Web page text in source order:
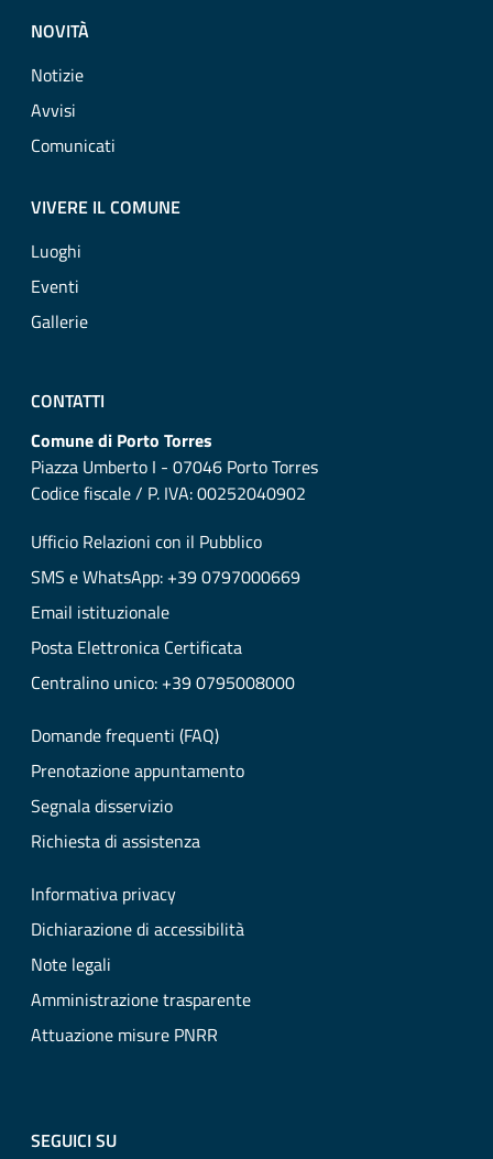
NOVITÀ
Notizie
Avvisi
Comunicati
VIVERE IL COMUNE
Luoghi
Eventi
Gallerie
CONTATTI
Comune di Porto Torres
Piazza Umberto I - 07046 Porto Torres
Codice fiscale / P. IVA: 00252040902
Ufficio Relazioni con il Pubblico
SMS e WhatsApp: +39 0797000669
Email istituzionale
Posta Elettronica Certificata
Centralino unico: +39 0795008000
Domande frequenti (FAQ)
Prenotazione appuntamento
Segnala disservizio
Richiesta di assistenza
Informativa privacy
Dichiarazione di accessibilità
Note legali
Amministrazione trasparente
Attuazione misure PNRR
SEGUICI SU